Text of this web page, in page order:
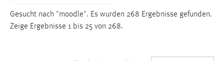
Gesucht nach "moodle". Es wurden 268 Ergebnisse gefunden.
Zeige Ergebnisse 1 bis 25 von 268.
Einverständnis